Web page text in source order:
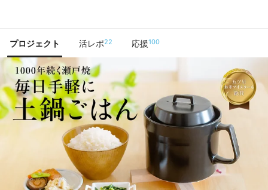
プロジェクト 活レポ22 応援100